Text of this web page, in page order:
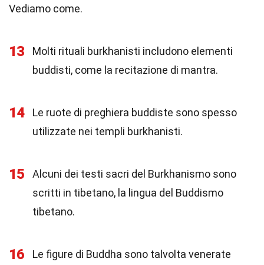
Vediamo come.
13
Molti rituali burkhanisti includono elementi
buddisti, come la recitazione di mantra.
14
Le ruote di preghiera buddiste sono spesso
utilizzate nei templi burkhanisti.
15
Alcuni dei testi sacri del Burkhanismo sono
scritti in tibetano, la lingua del Buddismo
tibetano.
16
Le figure di Buddha sono talvolta venerate